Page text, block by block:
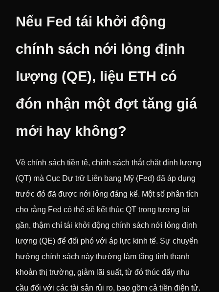
Nếu Fed tái khởi động
chính sách nới lỏng định
lượng (QE), liệu ETH có
đón nhận một đợt tăng giá
mới hay không?
Về chính sách tiền tệ, chính sách thắt chặt định lượng
(QT) mà Cục Dự trữ Liên bang Mỹ (Fed) đã áp dụng
trước đó đã được nới lỏng đáng kể. Một số phân tích
cho rằng Fed có thể sẽ kết thúc QT trong tương lai
gần, thậm chí tái khởi động chính sách nới lỏng định
lượng (QE) để đối phó với áp lực kinh tế. Sự chuyển
hướng chính sách này thường làm tăng tính thanh
khoản thị trường, giảm lãi suất, từ đó thúc đẩy nhu
cầu đối với các tài sản rủi ro, bao gồm cả tiền điện tử.